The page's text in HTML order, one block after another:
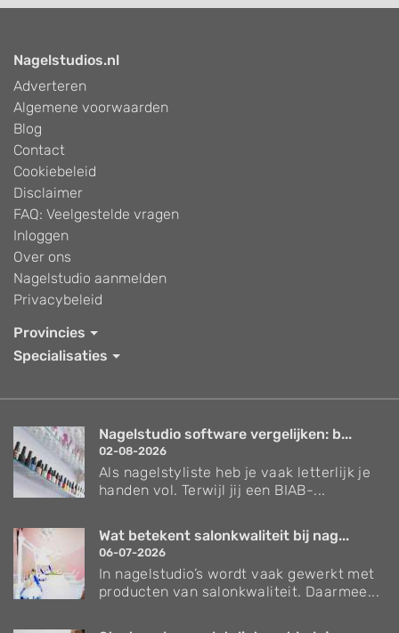
Nagelstudios.nl
Adverteren
Algemene voorwaarden
Blog
Contact
Cookiebeleid
Disclaimer
FAQ: Veelgestelde vragen
Inloggen
Over ons
Nagelstudio aanmelden
Privacybeleid
Provincies
Specialisaties
Nagelstudio software vergelijken: b...
02-08-2026
Als nagelstyliste heb je vaak letterlijk je
handen vol. Terwijl jij een BIAB-...
Wat betekent salonkwaliteit bij nag...
06-07-2026
In nagelstudio’s wordt vaak gewerkt met
producten van salonkwaliteit. Daarmee...